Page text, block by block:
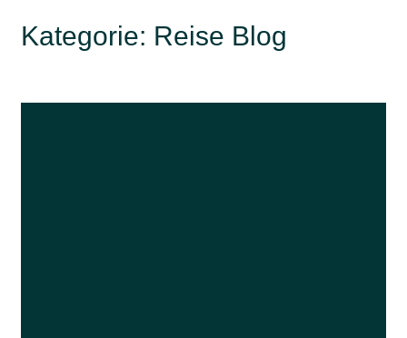
Kategorie: Reise Blog